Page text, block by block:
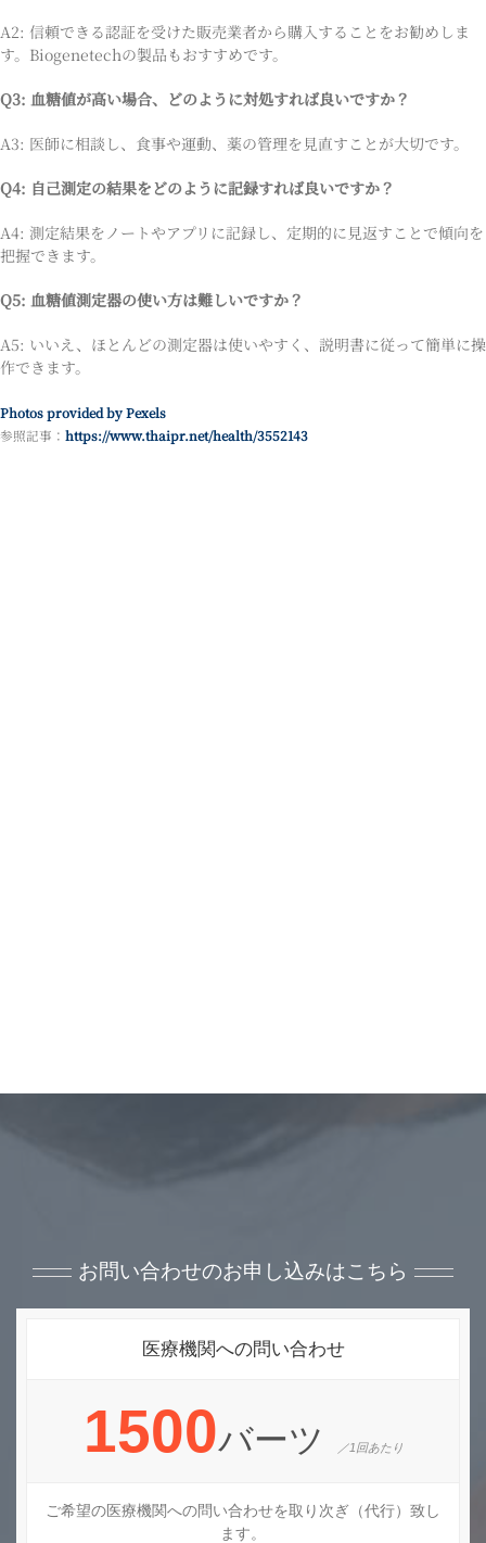
A2: 信頼できる認証を受けた販売業者から購入することをお勧めしま
す。Biogenetechの製品もおすすめです。
Q3: 血糖値が高い場合、どのように対処すれば良いですか？
A3: 医師に相談し、食事や運動、薬の管理を見直すことが大切です。
Q4: 自己測定の結果をどのように記録すれば良いですか？
A4: 測定結果をノートやアプリに記録し、定期的に見返すことで傾向を
把握できます。
Q5: 血糖値測定器の使い方は難しいですか？
A5: いいえ、ほとんどの測定器は使いやすく、説明書に従って簡単に操
作できます。
Photos provided by Pexels
参照記事： https://www.thaipr.net/health/3552143
お問い合わせのお申し込みはこちら
医療機関への問い合わせ
1500バーツ ／1回あたり
ご希望の医療機関への問い合わせを取り次ぎ（代行）致し
ます。